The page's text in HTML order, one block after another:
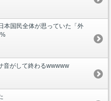
本国民全体が思っていた「外
音がして終わるwwwww